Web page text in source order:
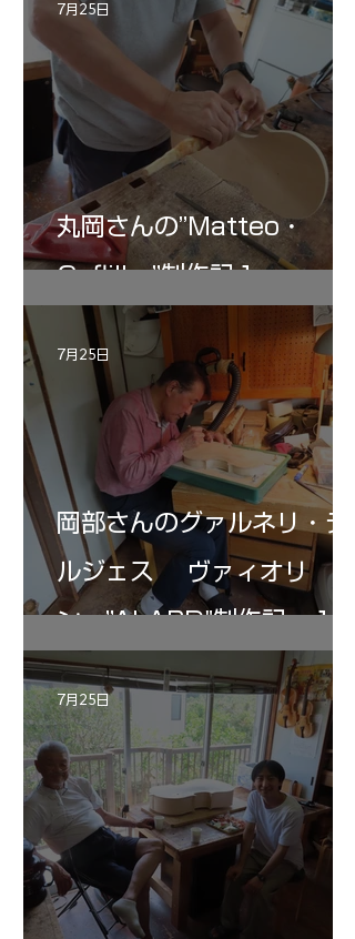
丸岡さんの”Matteo・
Gofliller”制作記１
7月25日
岡部さんのグァルネリ・デ
ルジェス ヴァィオリ
ン ”ALARD"制作記 １2
7月25日
7月25日